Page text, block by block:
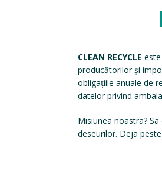
CLEAN RECYCLE
producătorilor și
obligațiile anuale de
datelor privind
Misiunea noastra?
deseurilor. Deja